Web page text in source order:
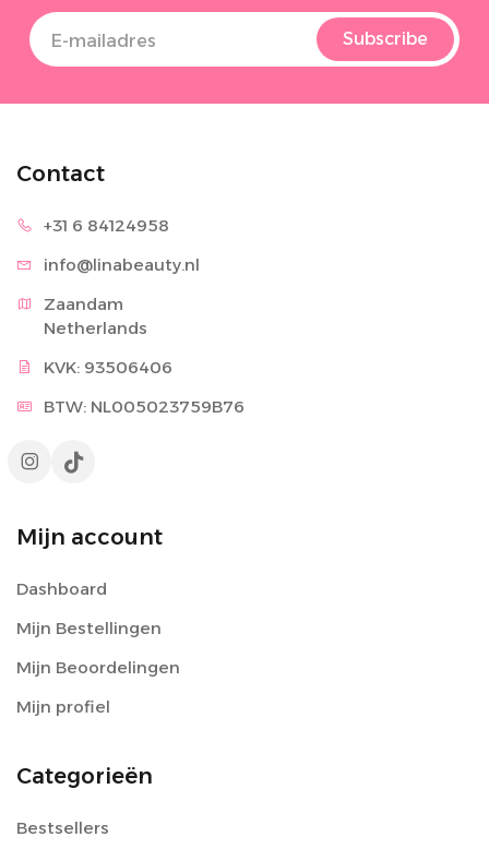
Subscribe
Contact
+31 6 84124958
info@linabeauty.nl
Zaandam
Netherlands
KVK: 93506406
BTW: NL005023759B76
Mijn account
Dashboard
Mijn Bestellingen
Mijn Beoordelingen
Mijn profiel
Categorieën
Bestsellers